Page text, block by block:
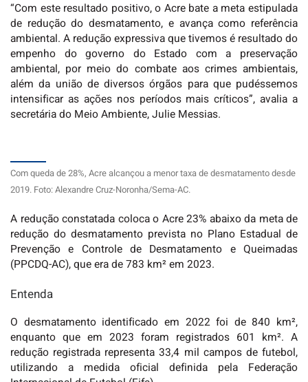
“Com este resultado positivo, o Acre bate a meta estipulada
de redução do desmatamento, e avança como referência
ambiental. A redução expressiva que tivemos é resultado do
empenho do governo do Estado com a preservação
ambiental, por meio do combate aos crimes ambientais,
além da união de diversos órgãos para que pudéssemos
intensificar as ações nos períodos mais críticos”, avalia a
secretária do Meio Ambiente, Julie Messias.
Com queda de 28%, Acre alcançou a menor taxa de desmatamento desde
2019. Foto: Alexandre Cruz-Noronha/Sema-AC.
A redução constatada coloca o Acre 23% abaixo da meta de
redução do desmatamento prevista no Plano Estadual de
Prevenção e Controle de Desmatamento e Queimadas
(PPCDQ-AC), que era de 783 km² em 2023.
Entenda
O desmatamento identificado em 2022 foi de 840 km²,
enquanto que em 2023 foram registrados 601 km². A
redução registrada representa 33,4 mil campos de futebol,
utilizando a medida oficial definida pela Federação